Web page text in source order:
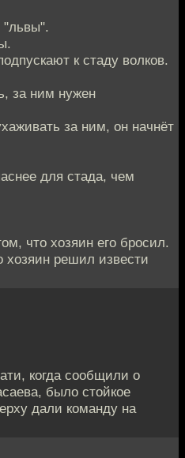
"львы".
к стаду волков.
за ним нужен
за ним, он начнёт
для стада, чем
что хозяин его бросил.
хозяин решил извести
когда сообщили о
было стойкое
дали команду на